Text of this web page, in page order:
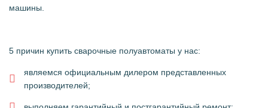
машины.
5 причин купить сварочные полуавтоматы у нас:
являемся официальным дилером представленных
производителей;